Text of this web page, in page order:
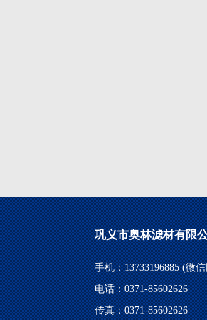
巩义市奥林滤材有限
手机：13733196885 (微
电话：0371-85602626
传真：0371-85602626